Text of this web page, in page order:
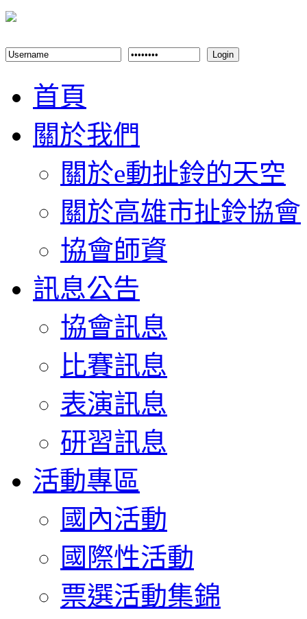
Login
首頁
關於我們
關於e動扯鈴的天空
關於高雄市扯鈴協會
協會師資
訊息公告
協會訊息
比賽訊息
表演訊息
研習訊息
活動專區
國內活動
國際性活動
票選活動集錦